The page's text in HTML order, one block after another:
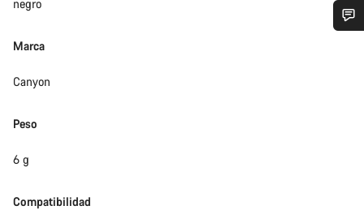
negro
Marca
Canyon
Peso
6 g
Compatibilidad
Nuestros expertos estarán encantados de responder a tus